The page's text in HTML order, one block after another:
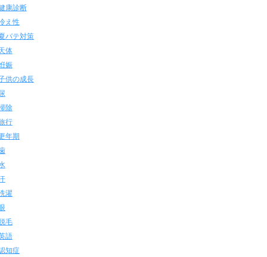
康診断
え性
バテ対策
体
娠
供の成長
除
行
年期
濯
毛
語
知症